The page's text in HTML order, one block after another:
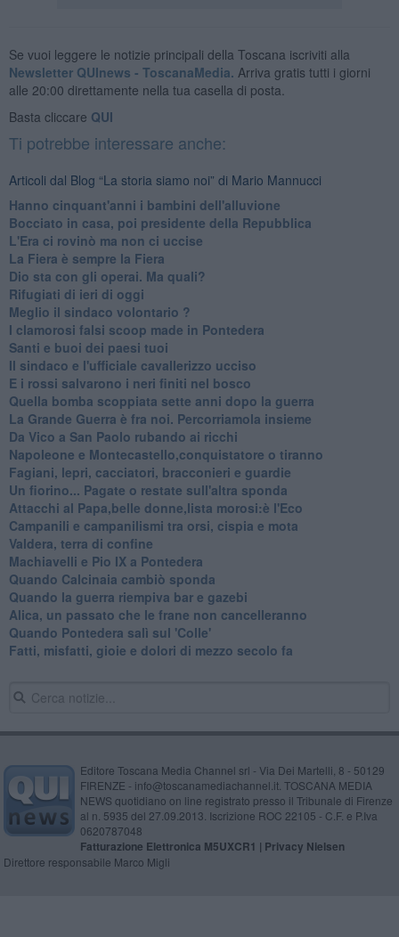
Se vuoi leggere le notizie principali della Toscana iscriviti alla
Newsletter QUInews - ToscanaMedia. Arriva gratis tutti i giorni
alle 20:00 direttamente nella tua casella di posta.
Basta cliccare QUI
Ti potrebbe interessare anche:
Articoli dal Blog “La storia siamo noi” di Mario Mannucci
Hanno cinquant'anni i bambini dell'alluvione
​Bocciato in casa, poi presidente della Repubblica
​L'Era ci rovinò ma non ci uccise
​La Fiera è sempre la Fiera
​Dio sta con gli operai. Ma quali?
​Rifugiati di ieri di oggi
​Meglio il sindaco volontario ?
​I clamorosi falsi scoop made in Pontedera
​Santi e buoi dei paesi tuoi
​Il sindaco e l'ufficiale cavallerizzo ucciso
​E i rossi salvarono i neri finiti nel bosco
​Quella bomba scoppiata sette anni dopo la guerra
La Grande Guerra è fra noi. Percorriamola insieme
Da Vico a San Paolo rubando ai ricchi
​Napoleone e Montecastello,conquistatore o tiranno
Fagiani, lepri, cacciatori, bracconieri e guardie
​Un fiorino... Pagate o restate sull'altra sponda
Attacchi al Papa,belle donne,lista morosi:è l'Eco
​Campanili e campanilismi tra orsi, cispia e mota
​Valdera, terra di confine
Machiavelli e Pio IX a Pontedera
​Quando Calcinaia cambiò sponda
Quando la guerra riempiva bar e gazebi
​Alica, un passato che le frane non cancelleranno
​Quando Pontedera salì sul 'Colle'
Fatti, misfatti, gioie e dolori di mezzo secolo fa
Editore Toscana Media Channel srl - Via Dei Martelli, 8 - 50129
FIRENZE - info@toscanamediachannel.it. TOSCANA MEDIA
NEWS quotidiano on line registrato presso il Tribunale di Firenze
al n. 5935 del 27.09.2013. Iscrizione ROC 22105 - C.F. e P.Iva
0620787048
Fatturazione Elettronica M5UXCR1 | Privacy Nielsen
Direttore responsabile Marco Migli